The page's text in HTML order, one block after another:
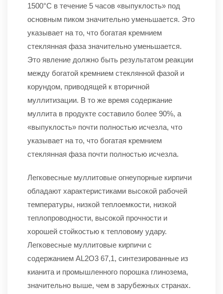
1500°C в течение 5 часов «выпуклость» под
основным пиком значительно уменьшается. Это
указывает на то, что богатая кремнием
стеклянная фаза значительно уменьшается.
Это явление должно быть результатом реакции
между богатой кремнием стеклянной фазой и
корундом, приводящей к вторичной
муллитизации. В то же время содержание
муллита в продукте составило более 90%, а
«выпуклость» почти полностью исчезла, что
указывает на то, что богатая кремнием
стеклянная фаза почти полностью исчезла.
Легковесные муллитовые огнеупорные кирпичи
обладают характеристиками высокой рабочей
температуры, низкой теплоемкости, низкой
теплопроводности, высокой прочности и
хорошей стойкостью к тепловому удару.
Легковесные муллитовые кирпичи с
содержанием AL2O3 67,1, синтезированные из
кианита и промышленного порошка глинозема,
значительно выше, чем в зарубежных странах.